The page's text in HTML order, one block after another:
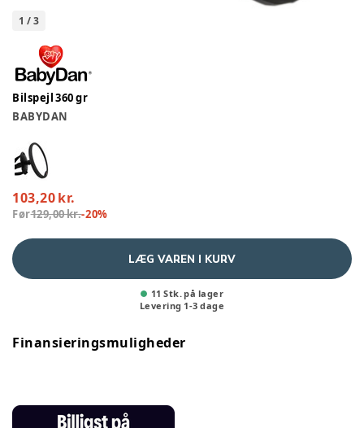
1 /3
Bilspejl 360 gr
BABYDAN
103,20 kr.
Før129,00 kr.-20%
LÆG VAREN I KURV
11 Stk. på lager
Levering 1-3 dage
Finansieringsmuligheder